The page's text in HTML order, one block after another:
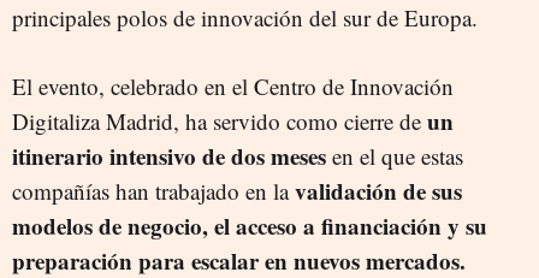
principales polos de innovación del sur de Europa.
El evento, celebrado en el Centro de Innovación
Digitaliza Madrid, ha servido como cierre de un
itinerario intensivo de dos meses en el que estas
compañías han trabajado en lavalidación de sus
modelos de negocio, el acceso a financiación y su
preparación para escalar en nuevos mercados.